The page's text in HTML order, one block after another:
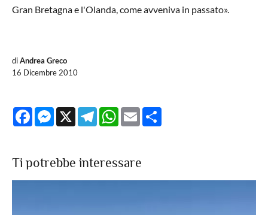
Gran Bretagna e l'Olanda, come avveniva in passato».
diAndrea Greco
16 Dicembre 2010
FacebookMessenger
X TelegramWhatsApp
Email
Ti potrebbe interessare